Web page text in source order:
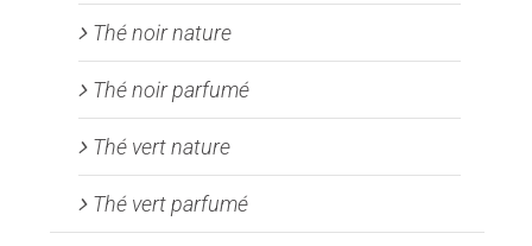
Thé noir nature
Thé noir parfumé
Thé vert nature
Thé vert parfumé